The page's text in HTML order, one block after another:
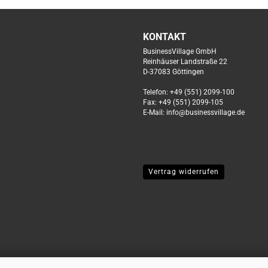
KONTAKT
BusinessVillage GmbH
Reinhäuser Landstraße 22
D-37083 Göttingen
Telefon: +49 (551) 2099-100
Fax: +49 (551) 2099-105
E-Mail: info@businessvillage.de
Vertrag widerrufen